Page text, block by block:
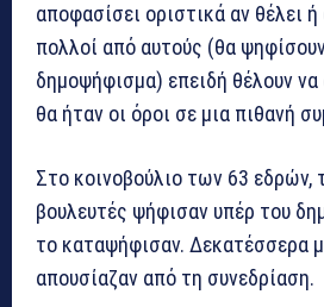
αποφασίσει οριστικά αν θέλει ή
πολλοί από αυτούς (θα
δημοψήφισμα) επειδή θέλουν να
θα ήταν οι όροι σε μια πιθανή
Στο κοινοβούλιο των 63 εδρών,
βουλευτές ψήφισαν υπέρ του
το καταψήφισαν. Δεκατέσσερα
απουσίαζαν από τη συνεδρίαση.